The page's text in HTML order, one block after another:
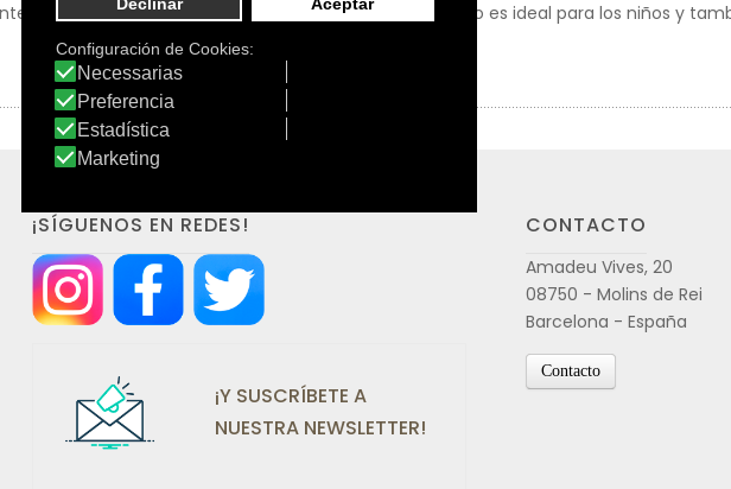
actividad cotidiana. Natura Mix Advanced Refuerzo es ideal para los niños y
¡SÍGUENOS EN REDES!
¡Y SUSCRÍBETE A
NUESTRA NEWSLETTER!
CONTACTO
Amadeu Vives, 20
08750 - Molins de Rei
Barcelona - España
Contacto